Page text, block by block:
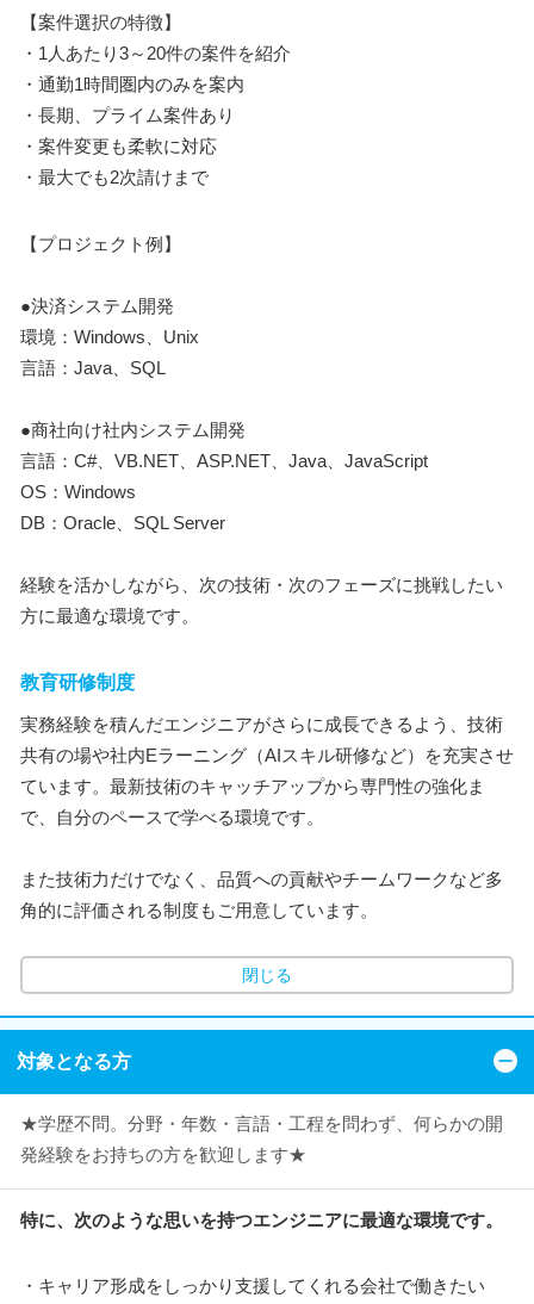
【案件選択の特徴】
・1人あたり3～20件の案件を紹介
・通勤1時間圏内のみを案内
・長期、プライム案件あり
・案件変更も柔軟に対応
・最大でも2次請けまで
【プロジェクト例】
●決済システム開発
環境：Windows、Unix
言語：Java、SQL
●商社向け社内システム開発
言語：C#、VB.NET、ASP.NET、Java、JavaScript
OS：Windows
DB：Oracle、SQL Server
経験を活かしながら、次の技術・次のフェーズに挑戦したい
方に最適な環境です。
教育研修制度
実務経験を積んだエンジニアがさらに成長できるよう、技術
共有の場や社内Eラーニング（AIスキル研修など）を充実させ
ています。最新技術のキャッチアップから専門性の強化ま
で、自分のペースで学べる環境です。
また技術力だけでなく、品質への貢献やチームワークなど多
角的に評価される制度もご用意しています。
閉じる
対象となる方
★学歴不問。分野・年数・言語・工程を問わず、何らかの開
発経験をお持ちの方を歓迎します★
特に、次のような思いを持つエンジニアに最適な環境です。
・キャリア形成をしっかり支援してくれる会社で働きたい